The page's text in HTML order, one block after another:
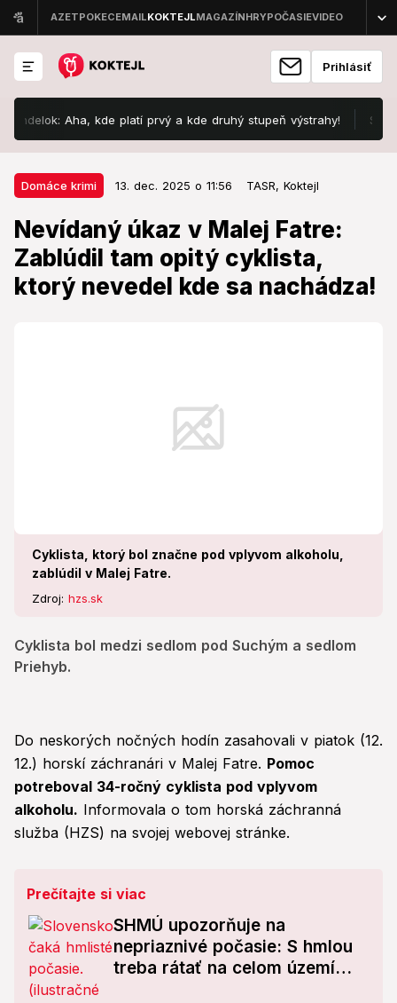
Prihlásiť
Aha, kde platí prvý a kde druhý stupeň výstrahy! Slovo
Domáce krimi 13. dec. 2025 o 11:56 TASR, Koktejl
Nevídaný úkaz v Malej Fatre:
Zablúdil tam opitý cyklista,
ktorý nevedel kde sa nachádza!
Cyklista, ktorý bol značne pod vplyvom alkoholu,
zablúdil v Malej Fatre.
Zdroj: hzs.sk
Cyklista bol medzi sedlom pod Suchým a sedlom
Priehyb.
Domáce krimi 13. dec. 2025 o 11:56
Nevídaný úkaz v Malej Fatre:
Zablúdil tam opitý cyklista, ktorý
nevedel kde sa nachádza!
Do neskorých nočných hodín zasahovali v piatok (12.
12.) horskí záchranári v Malej Fatre. Pomoc
potreboval 34-ročný cyklista pod vplyvom
alkoholu. Informovala o tom horská záchranná
služba (HZS) na svojej webovej stránke.
Prečítajte si viac
SHMÚ upozorňuje na
nepriaznivé počasie: S hmlou
treba rátať na celom území